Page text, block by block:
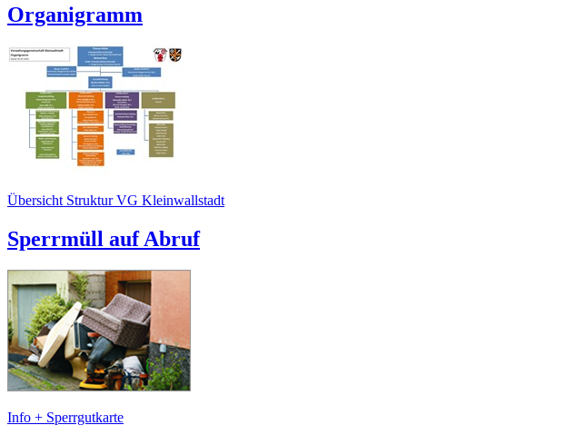
Organigramm
Übersicht Struktur VG Kleinwallstadt
Sperrmüll auf Abruf
Info + Sperrgutkarte